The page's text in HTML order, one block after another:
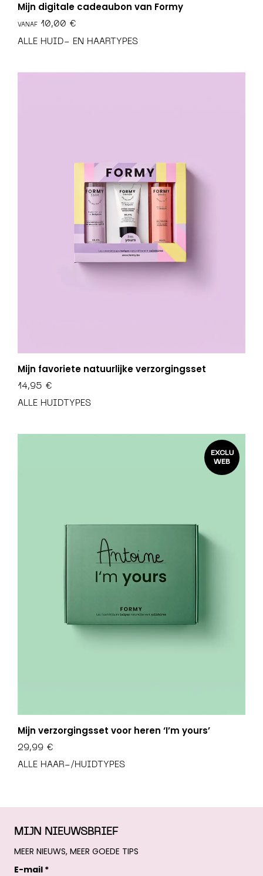
Mijn digitale cadeaubon van Formy
€
ALLE HUID- EN HAARTYPES
Mijn favoriete natuurlijke verzorgingsset
14,95 €
ALLE HUIDTYPES
EXCLU
WEB
Mijn verzorgingsset voor heren ‘I’m yours’
29,99 €
ALLE HAAR-/HUIDTYPES
MIJN NIEUWSBRIEF
MEER NIEUWS, MEER GOEDE TIPS
E-mail *